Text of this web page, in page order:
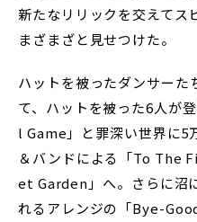
新たなリリックを交えてス
まざまざと見せつけた。
ハットを被ったダンサーた
て、ハットを被った6人が
l Game」と罪深い世界に5
＆バンドによる「To The
et Garden」へ。さらに沼
れるアレンジの「Bye-